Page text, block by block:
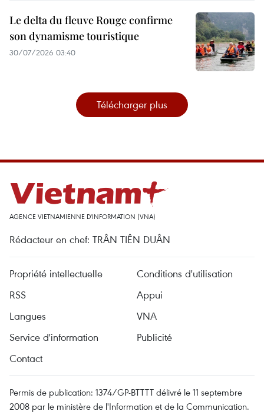
Le delta du fleuve Rouge confirme
son dynamisme touristique
30/07/2026 03:40
Télécharger plus
AGENCE VIETNAMIENNE D'INFORMATION (VNA)
Rédacteur en chef: TRÂN TIÊN DUÂN
Propriété intellectuelle
Conditions d'utilisation
RSS
Appui
Langues
VNA
Service d'information
Publicité
Contact
Permis de publication: 1374/GP-BTTTT délivré le 11 septembre
2008 par le ministère de l'Information et de la Communication.